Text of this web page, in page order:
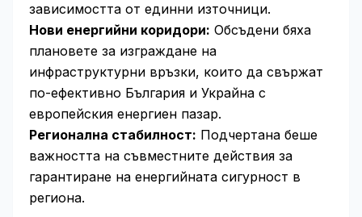
зависимостта от единни източници.
Нови енергийни коридори: Обсъдени бяха
плановете за изграждане на
инфраструктурни връзки, които да свържат
по-ефективно България и Украйна с
европейския енергиен пазар.
Регионална стабилност: Подчертана беше
важността на съвместните действия за
гарантиране на енергийната сигурност в
региона.